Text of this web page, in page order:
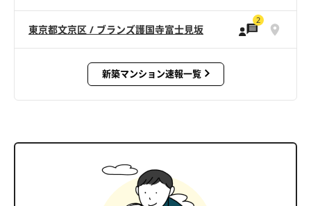
東京都文京区 / ブランズ護国寺富士見坂
2
新築マンション速報一覧